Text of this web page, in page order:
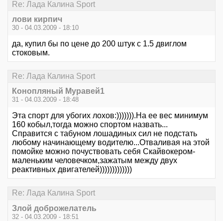
Re: Лада Калина Sport
лови кирпич
30 - 04.03.2009 - 18:10
да, купил бы по цене до 200 штук с 1.5 двиглом
стоковым.
Re: Лада Калина Sport
Конопляный Муравей1
31 - 04.03.2009 - 18:48
Эта спорт для убогих лохов:))))))).На ее вес минимум
160 кобыл,тогда можно спортом назвать...
Справится с табуном лошадиных сил не подстать
любому начинающему водителю...Отваливая на этой
помойке можно почуствовать себя Скайвокером-
маленьким человечком,зажатым между двух
реактивных двигателей)))))))))))))
Re: Лада Калина Sport
Злой доброжелатель
32 - 04.03.2009 - 18:51